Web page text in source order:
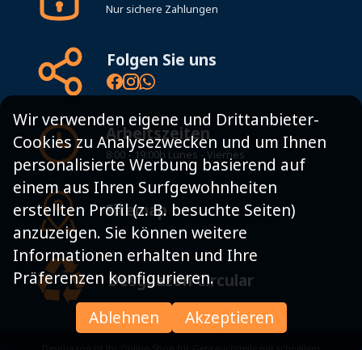
Nur sichere Zahlungen
Folgen Sie uns
Arbeitszeiten
8:00 - 19:00h Lunes - Viernes
Sitemap
Desguazon Circular
Wir verwenden eigene und Drittanbieter-
Cookies zu Analysezwecken und um Ihnen
personalisierte Werbung basierend auf
einem aus Ihren Surfgewohnheiten
erstellten Profil (z. B. besuchte Seiten)
anzuzeigen. Sie können weitere
Informationen erhalten und Ihre
Präferenzen konfigurieren.
Ablehnen
Akzeptieren